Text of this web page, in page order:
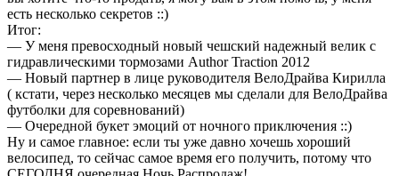
есть несколько секретов ::)
Итог:
— У меня превосходный новый чешский надежный велик с
гидравлическими тормозами Author Traction 2012
— Новый партнер в лице руководителя ВелоДрайва Кирилла
( кстати, через несколько месяцев мы сделали для ВелоДрайва
футболки для соревнований)
— Очередной букет эмоций от ночного приключения ::)
Ну и самое главное: если ты уже давно хочешь хороший
велосипед, то сейчас самое время его получить, потому что